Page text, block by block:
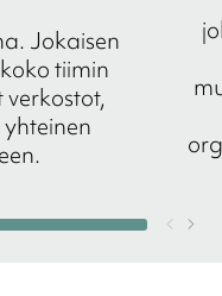
Jokaisen
tiimin